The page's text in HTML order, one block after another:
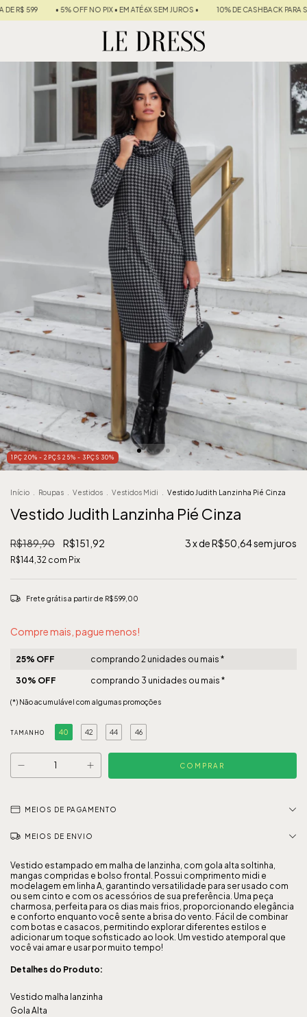
OFF NO PIX • EM ATÉ 6X SEM JUROS • 10% DE CASHBACK PARA SUA PRÓXIMA
1PÇ 20% - 2PÇS 25% - 3PÇS 30%
Início Roupas Vestidos Vestidos Midi Vestido Judith Lanzinha Pié Cinza
Vestido Judith Lanzinha Pié Cinza
R$189,90 R$151,92 3x deR$50,64sem juros
R$144,32 com Pix
Frete grátisa partir de R$599,00
Compre mais, pague menos!
25% OFF comprando 2 unidades ou mais *
30% OFF comprando 3 unidades ou mais *
(*) Não acumulável com algumas promoções
TAMANHO 40 42 44 46
MEIOS DE PAGAMENTO
MEIOS DE ENVIO
Vestido estampado em malha de lanzinha, com gola alta soltinha,
mangas compridas e bolso frontal. Possui comprimento midi e
modelagem em linha A, garantindo versatilidade para ser usado com
ou sem cinto e com os acessórios de sua preferência. Uma peça
charmosa, perfeita para os dias mais frios, proporcionando elegância
e conforto enquanto você sente a brisa do vento. Fácil de combinar
com botas e casacos, permitindo explorar diferentes estilos e
adicionar um toque sofisticado ao look. Um vestido atemporal que
você vai amar e usar por muito tempo!
Detalhes do Produto:
Vestido malha lanzinha
Gola Alta